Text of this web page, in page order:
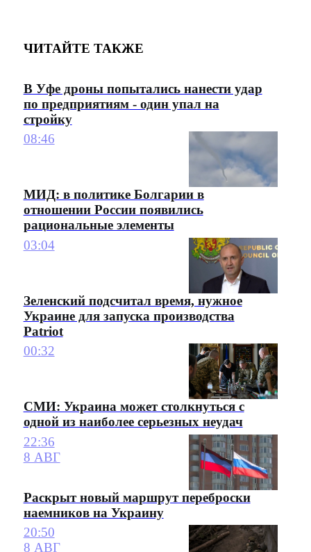
ЧИТАЙТЕ ТАКЖЕ
В Уфе дроны попытались нанести удар
по предприятиям - один упал на
стройку
08:46
МИД: в политике Болгарии в
отношении России появились
рациональные элементы
03:04
Зеленский подсчитал время, нужное
Украине для запуска производства
Patriot
00:32
СМИ: Украина может столкнуться с
одной из наиболее серьезных неудач
22:36
8 АВГ
Раскрыт новый маршрут переброски
наемников на Украину
20:50
8 АВГ